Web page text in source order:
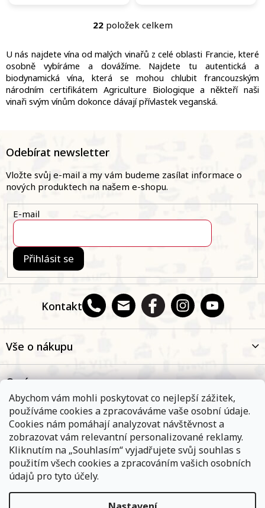
Abychom vám mohli poskytovat co nejlepší zážitek,
používáme cookies a zpracováváme vaše osobní údaje.
Cookies nám pomáhají analyzovat návštěvnost a
zobrazovat vám relevantní personalizované reklamy.
Kliknutím na „Souhlasím“ vyjadřujete svůj souhlas s
použitím všech cookies a zpracováním vašich osobních
údajů pro tyto účely.
O
l
á
d
a
c
í
v
ý
s
22položek celkem
U nás najdete vína od malých vinařů z celé oblasti Francie, které
osobně vybíráme a dovážíme. Najdete tu autentická a
biodynamická vína, která se mohou chlubit francouzským
národním certifikátem Agriculture Biologique a někteří naši
vinaři svým vínům dokonce dávají přívlastek veganská.
a
Kontakt
Odebírat newsletter
Vložte svůj e-mail a my vám budeme zasílat informace o
nových produktech na našem e-shopu.
E-mail
Přihlásit se
Vše o nákupu
O nás
Oblíbené kategorie
Kontakt